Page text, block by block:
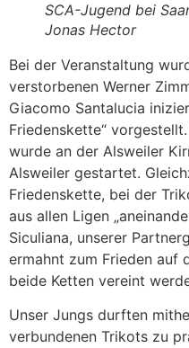
SCA-Jugend bei
Jonas Hector
Bei der Veranstaltung
verstorbenen Werner
Giacomo Santalucia
Friedenskette“
wurde an der Alsweiler
Alsweiler gestartet.
Friedenskette, bei der
aus allen Ligen
Siculiana, unserer
ermahnt zum Frieden auf
beide Ketten vereint
Unser Jungs durften
verbundenen Trikots zu